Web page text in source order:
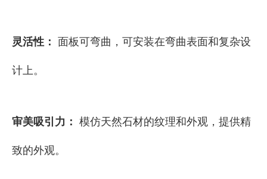
灵活性： 面板可弯曲，可安装在弯曲表面和复杂设
计上。
审美吸引力： 模仿天然石材的纹理和外观，提供精
致的外观。